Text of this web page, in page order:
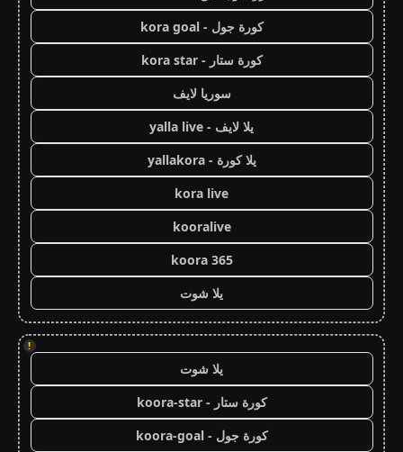
كورة جول - kora goal
كورة ستار - kora star
سوريا لايف
يلا لايف - yalla live
يلا كورة - yallakora
kora live
kooralive
koora 365
يلا شوت
!
يلا شوت
كورة ستار - koora-star
كورة جول - koora-goal